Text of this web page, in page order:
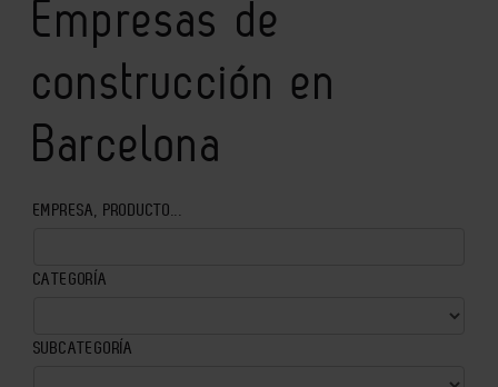
Empresas de
construcción en
Barcelona
EMPRESA, PRODUCTO...
CATEGORÍA
SUBCATEGORÍA